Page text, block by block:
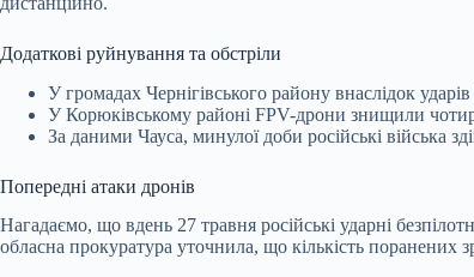
Додаткові руйнування та обстріли
У громадах Чернігівського району внаслідок
У Корюківському районі FPV-дрони знищили
За даними Чауса, минулої доби російські війська
Попередні атаки дронів
Нагадаємо, що вдень 27 травня російські ударні
обласна прокуратура уточнила, що кількість поранених